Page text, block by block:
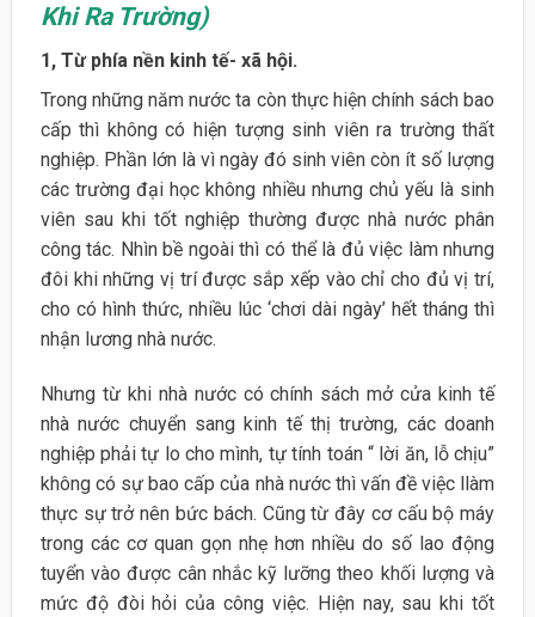
Khi Ra Trường)
1, Từ phía nền kinh tế- xã hội.
Trong những năm nước ta còn thực hiện chính sách bao
cấp thì không có hiện tượng sinh viên ra trường thất
nghiệp. Phần lớn là vì ngày đó sinh viên còn ít số lượng
các trường đại học không nhiều nhưng chủ yếu là sinh
viên sau khi tốt nghiệp thường được nhà nước phân
công tác. Nhìn bề ngoài thì có thể là đủ việc làm nhưng
đôi khi những vị trí được sắp xếp vào chỉ cho đủ vị trí,
cho có hình thức, nhiều lúc ‘chơi dài ngày’ hết tháng thì
nhận lương nhà nước.
Nhưng từ khi nhà nước có chính sách mở cửa kinh tế
nhà nước chuyển sang kinh tế thị trường, các doanh
nghiệp phải tự lo cho mình, tự tính toán “ lời ăn, lỗ chịu”
không có sự bao cấp của nhà nước thì vấn đề việc llàm
thực sự trở nên bức bách. Cũng từ đây cơ cấu bộ máy
trong các cơ quan gọn nhẹ hơn nhiều do số lao động
tuyển vào được cân nhắc kỹ lưỡng theo khối lượng và
mức độ đòi hỏi của công việc. Hiện nay, sau khi tốt